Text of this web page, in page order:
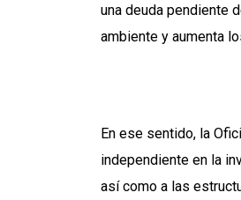
una deuda pendiente
ambiente y aumenta
En ese sentido, la
independiente en la
así como a las